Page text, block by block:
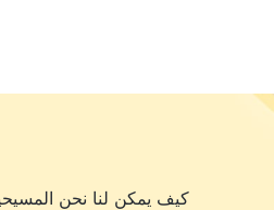
كيف يمكن لنا نحن